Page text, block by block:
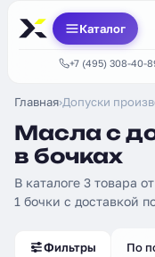
Каталог
+7 (495) 308-40-
Главная›Допуски
Масла с
в бочках
В каталоге 3 товара
1 бочки с доставкой
Фильтры По